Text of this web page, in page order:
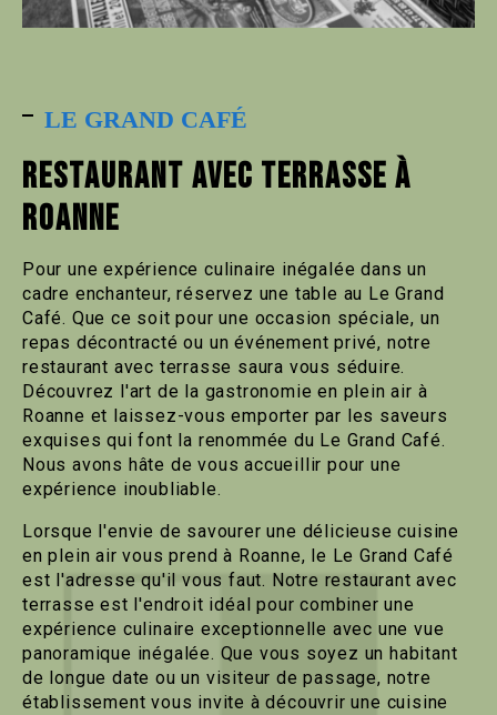
LE GRAND CAFÉ
RESTAURANT AVEC TERRASSE À
ROANNE
Pour une expérience culinaire inégalée dans un
cadre enchanteur, réservez une table au Le Grand
Café. Que ce soit pour une occasion spéciale, un
repas décontracté ou un événement privé, notre
restaurant avec terrasse saura vous séduire.
Découvrez l'art de la gastronomie en plein air à
Roanne et laissez-vous emporter par les saveurs
exquises qui font la renommée du Le Grand Café.
Nous avons hâte de vous accueillir pour une
expérience inoubliable.
Lorsque l'envie de savourer une délicieuse cuisine
en plein air vous prend à Roanne, le Le Grand Café
est l'adresse qu'il vous faut. Notre restaurant avec
terrasse est l'endroit idéal pour combiner une
expérience culinaire exceptionnelle avec une vue
panoramique inégalée. Que vous soyez un habitant
de longue date ou un visiteur de passage, notre
établissement vous invite à découvrir une cuisine